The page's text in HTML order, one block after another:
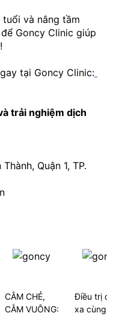
tuổi và nâng tầm
Goncy Clinic giúp
tại Goncy Clinic:
trải nghiệm dịch
Quận 1, TP.
CẰM CHẺ,
CẰM VUÔNG:
Điều trị
xa cùng